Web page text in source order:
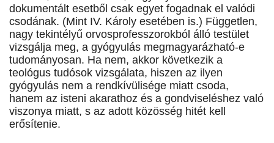
dokumentált esetből csak egyet fogadnak el valódi
csodának. (Mint IV. Károly esetében is.) Független,
nagy tekintélyű orvosprofesszorokból álló testület
vizsgálja meg, a gyógyulás megmagyarázható-e
tudományosan. Ha nem, akkor következik a
teológus tudósok vizsgálata, hiszen az ilyen
gyógyulás nem a rendkívülisége miatt csoda,
hanem az isteni akarathoz és a gondviseléshez való
viszonya miatt, s az adott közösség hitét kell
erősítenie.